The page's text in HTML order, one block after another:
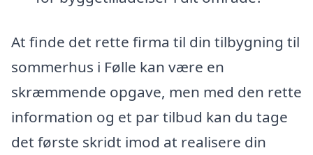
At finde det rette firma til din tilbygning til
sommerhus i Følle kan være en
skræmmende opgave, men med den rette
information og et par tilbud kan du tage
det første skridt imod at realisere din